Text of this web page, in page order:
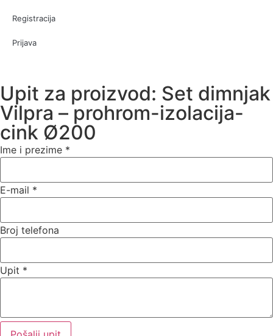
Registracija
Prijava
Upit za proizvod: Set dimnjak
Vilpra – prohrom-izolacija-
cink Ø200
Ime i prezime *
E-mail *
Broj telefona
Upit *